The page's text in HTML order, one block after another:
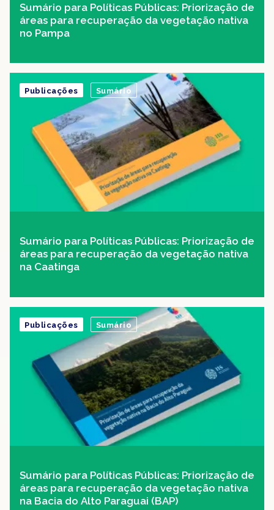
Sumário para Políticas Públicas: Priorização de
áreas para recuperação da vegetação nativa
no Pampa
Sumário para Políticas Públicas: Priorização de
áreas para recuperação da vegetação nativa
na Caatinga
Publicações Sumário
Sumário para Políticas Públicas: Priorização de
áreas para recuperação da vegetação nativa
na Bacia do Alto Paraguai (BAP)
Publicações Sumário